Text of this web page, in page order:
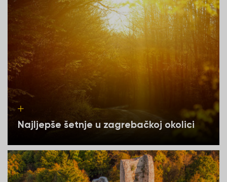
Najljepše šetnje u zagrebačkoj okolici